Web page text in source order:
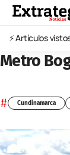
⚡️ Artículos
Metro
# Cundinamarca